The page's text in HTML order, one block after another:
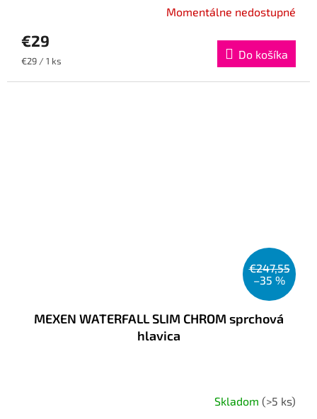
Momentálne nedostupné
€29
Jednotková
€29 / 1 ks Do košíka
€247,55
–35 %
MEXEN WATERFALL SLIM CHROM sprchová
hlavica
Skladom (>5 ks)